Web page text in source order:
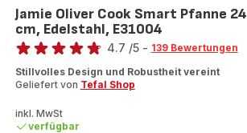
Jamie Oliver Cook Smart Pfanne 24
cm, Edelstahl, E31004
Bewertung
4.7 /5 - 139 Bewertungen
Stillvolles Design und Robustheit vereint
Geliefert von Tefal Shop
inkl. MwSt
verfügbar